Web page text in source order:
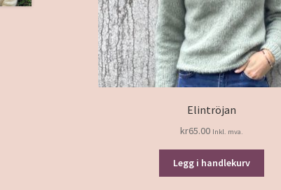
Elintröjan
kr65.00 Inkl. mva.
Legg i handlekurv